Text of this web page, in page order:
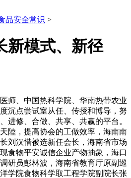
品安全常识 >
新模式、新径
、中国热科学院、华南热带农业
沉点尝试室从任、传授和博导，努
进修、合做、共享、共赢的平台。
陸，提高协会的工做效率，海南南
刘汉惜被选新任会长，海南省市场
食物平安诚信企业产物抽象，海口
研员彭林波，海南省教育厅原副巡
学院食物科学取工程学院副院长张